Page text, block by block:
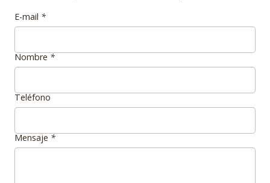
E-mail *
Nombre*
Teléfono
Mensaje*